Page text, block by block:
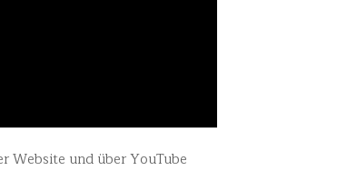
Website und über YouTube